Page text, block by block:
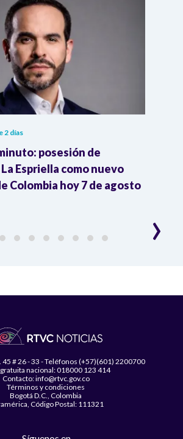
2 días
posesión de
Espriella como nuevo
Colombia hoy 7 de agosto
›
45 # 26 - 33 - Teléfonos (+57)(601) 2200700
nacional: 018000 123 414
Contacto: info@rtvc.gov.co
Términos y condiciones
Bogotá D.C., Colombia
Código Postal: 111321